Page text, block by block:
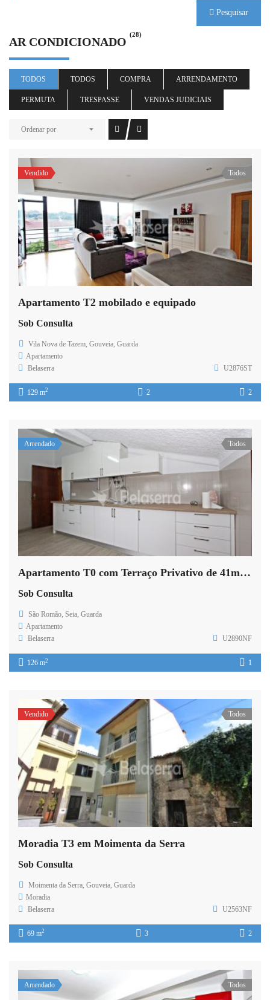
Pesquisar
AR CONDICIONADO
(28)
TODOS TODOS COMPRA ARRENDAMENTO
PERMUTA TRESPASSE VENDAS JUDICIAIS
Ordenar por
Vendido Todos
Apartamento T2 mobilado e equipado
Sob Consulta
Vila Nova de Tazem, Gouveia, Guarda
Apartamento
Belaserra
U2876ST
129 m2 2 2
Arrendado Todos
Apartamento T0 com Terraço Privativo de 41m² – Centro de São Romão
Sob Consulta
São Romão, Seia, Guarda
Apartamento
Belaserra
U2890NF
126 m2 1
Vendido Todos
Moradia T3 em Moimenta da Serra
Sob Consulta
Moimenta da Serra, Gouveia, Guarda
Moradia
Belaserra
U2563NF
69 m2 3 2
Arrendado Todos